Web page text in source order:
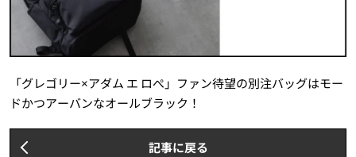
「グレゴリー×アダム エ ロぺ」ファン待望の別注バッグはモー
ドかつアーバンなオールブラック！
記事に戻る